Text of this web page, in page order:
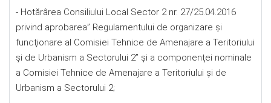
- Hotărârea Consiliului Local Sector 2 nr. 27/25.04.2016
privind aprobarea” Regulamentului de organizare şi
funcţionare al Comisiei Tehnice de Amenajare a Teritoriului
şi de Urbanism a Sectorului 2” şi a componenţei nominale
a Comisiei Tehnice de Amenajare a Teritoriului şi de
Urbanism a Sectorului 2;